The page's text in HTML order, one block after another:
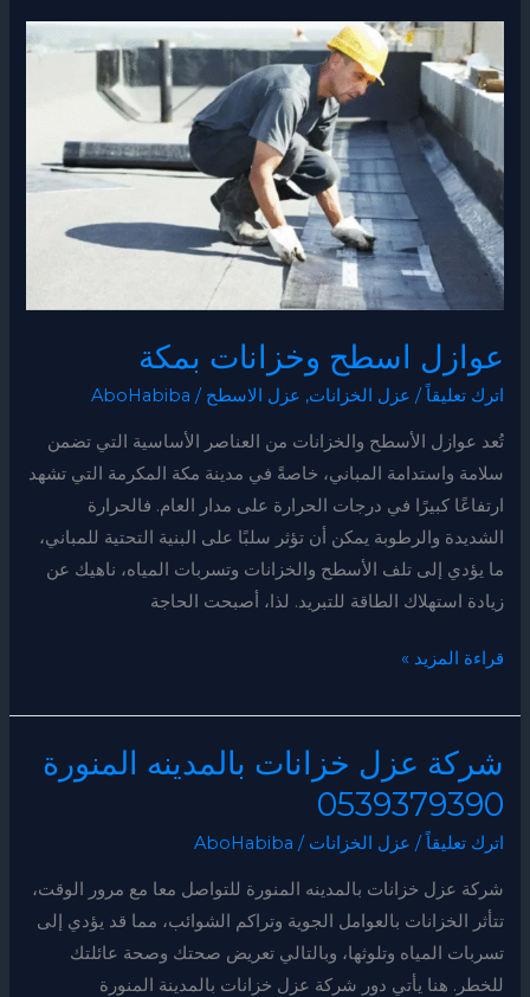
عوازل اسطح وخزانات بمكة
اترك تعليقاً / عزل الخزانات, عزل الاسطح /
AboHabiba
تُعد عوازل الأسطح والخزانات من العناصر الأساسية التي تضمن
سلامة واستدامة المباني، خاصةً في مدينة مكة المكرمة التي تشهد
ارتفاعًا كبيرًا في درجات الحرارة على مدار العام. فالحرارة
الشديدة والرطوبة يمكن أن تؤثر سلبًا على البنية التحتية للمباني،
ما يؤدي إلى تلف الأسطح والخزانات وتسربات المياه، ناهيك عن
زيادة استهلاك الطاقة للتبريد. لذا، أصبحت الحاجة
عوازل
اسطح
وخزانات
بمكة
قراءة المزيد »
شركة عزل خزانات بالمدينه المنورة
0539379390
اترك تعليقاً / عزل الخزانات /
AboHabiba
شركة عزل خزانات بالمدينه المنورة للتواصل معا مع مرور الوقت،
تتأثر الخزانات بالعوامل الجوية وتراكم الشوائب، مما قد يؤدي إلى
تسربات المياه وتلوثها، وبالتالي تعريض صحتك وصحة عائلتك
للخطر. هنا يأتي دور شركة عزل خزانات بالمدينة المنورة
شركة
عزل
خزانات
بالمدينه
المنورة
0539379390